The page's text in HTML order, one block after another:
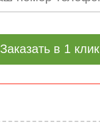
Заказать в 1 клик